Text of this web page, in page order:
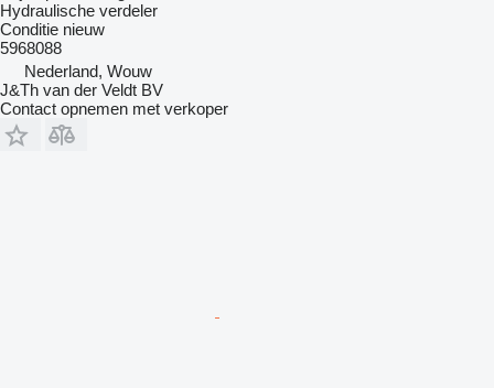
Hydraulische verdeler
Conditie nieuw
5968088
Nederland, Wouw
J&Th van der Veldt BV
Contact opnemen met verkoper